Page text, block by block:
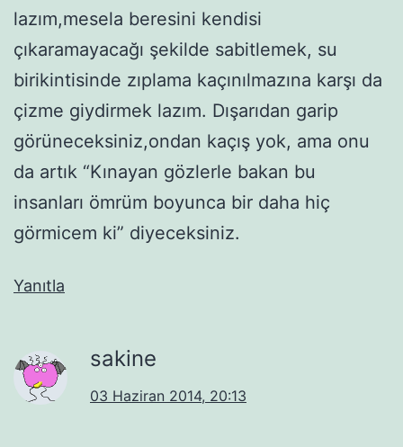
lazım,mesela beresini kendisi
çıkaramayacağı şekilde sabitlemek, su
birikintisinde zıplama kaçınılmazına karşı da
çizme giydirmek lazım. Dışarıdan garip
görüneceksiniz,ondan kaçış yok, ama onu
da artık “Kınayan gözlerle bakan bu
insanları ömrüm boyunca bir daha hiç
görmicem ki” diyeceksiniz.
Yanıtla
sakine
03 Haziran 2014, 20:13